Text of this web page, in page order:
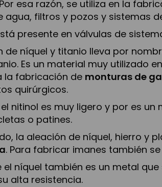
esa razón, se utiliza en la
agua, filtros y pozos y sistemas
presente en válvulas de
de níquel y titanio lleva por
Es un material muy utilizado
la fabricación de monturas de
quirúrgicos.
nitinol es muy ligero y por es
o patines.
la aleación de níquel, hierro y
. Para fabricar imanes también
el níquel también es un metal
alta resistencia.